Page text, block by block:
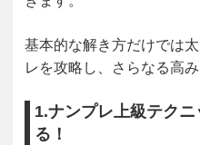
基本的な解き方だけでは
レを攻略し、さらなる高
1.ナンプレ上級テク
る！